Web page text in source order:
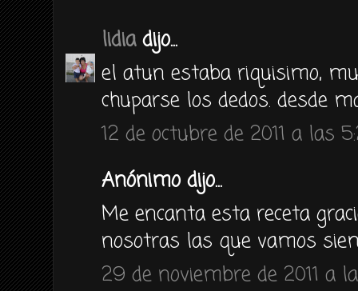
lidiadijo...
el atun estaba riquisimo,
chuparse los dedos. desde
12 de octubre de 2011 a las
Anónimo dijo...
Me encanta esta receta
nosotras las que vamos
29 de noviembre de 2011 a